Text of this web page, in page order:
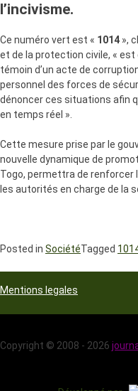
l’incivisme.
Ce numéro vert est « 1014 »,
et de la protection civile, «
témoin d’un acte de
personnel des forces de
dénoncer ces situations afin
en temps réel ».
Cette mesure prise par le
nouvelle dynamique de
Togo, permettra de renforcer
les autorités en charge de la
Posted in SociétéTagged
Mentions legales
Copyright © 2008 - 2026